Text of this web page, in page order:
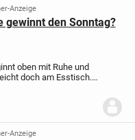
Anzeige
gewinnt den Sonntag?
oben mit Ruhe und
doch am Esstisch.
Etagen, fünf Zimmer
Anzeige